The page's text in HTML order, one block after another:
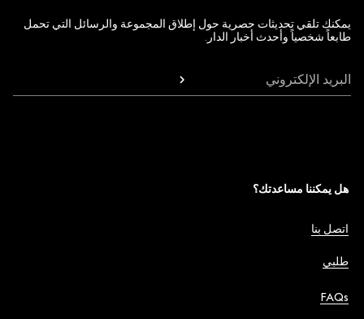
يمكنك تلقي تحديثات حصرية حول إطلاق المجموعة والرسائل التي تحمل
طابعاً شخصياً وأحدث أخبار الدار.
البريد الإلكتروني
هل يمكننا مساعدتك؟
اتصل بنا
طلبي
FAQs